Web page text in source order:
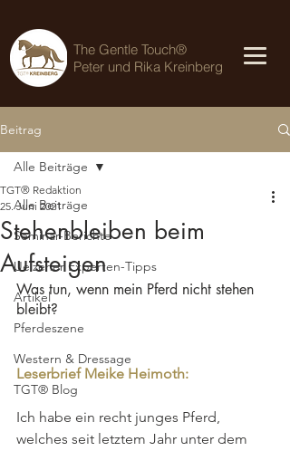
The Gentle Touch®
Peter und Rika Kreinberg
Beitrag
Alle Beiträge
Seminar-Berichte
Uelzener Experten-Tipps
Artikel
Pferdeszene
Western & Dressage
TGT® Blog
Alle Beiträge
Stehenbleiben beim
Aufsteigen
TGT® Redaktion
25. Juni 2021
Was tun, wenn mein Pferd nicht stehen
bleibt?
Leserbrief Meike Heimoth:
Ich habe ein recht junges Pferd,
welches seit letztem Jahr unter dem